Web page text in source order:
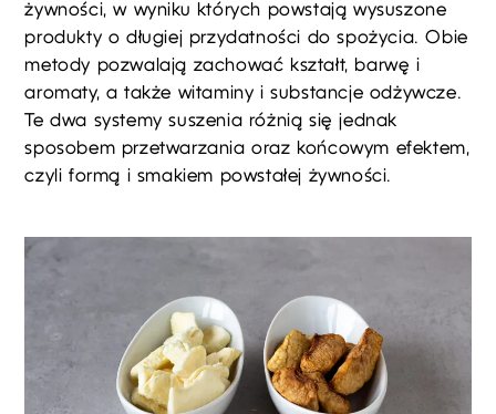
żywności, w wyniku których powstają wysuszone
produkty o długiej przydatności do spożycia. Obie
metody pozwalają zachować kształt, barwę i
aromaty, a także witaminy i substancje odżywcze.
Te dwa systemy suszenia różnią się jednak
sposobem przetwarzania oraz końcowym efektem,
czyli formą i smakiem powstałej żywności.